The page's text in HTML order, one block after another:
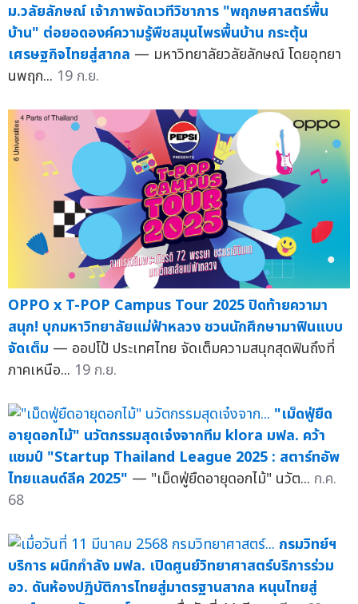
ม.วลัยลักษณ์ เจ้าภาพจัดเวทีวิชาการ "พฤกษศาสตร์พื้น
บ้าน" ต่อยอดองค์ความรู้พืชสมุนไพรพื้นบ้าน กระตุ้น
เศรษฐกิจไทยสู่สากล — มหาวิทยาลัยวลัยลักษณ์ โดยอุทยา
นพฤก... 19 ก.ย.
OPPO x T-POP Campus Tour 2025 ปิดท้ายความา
สนุก! บุกมหาวิทยาลัยแม่ฟ้าหลวง ชวนนักศึกษามาฟินแบบ
จัดเต็ม — ออปโป้ ประเทศไทย จัดเต็มความสนุกสุดฟินถึงที่
ภาคเหนือ... 19 ก.ย.
"เม็ดฟู่ยืด
อายุดอกไม้" นวัตกรรมสุดเจ๋งจากทีม klora มฟล. คว้า
แชมป์ "Startup Thailand League 2025 : สตาร์ทอัพ
ไทยแลนด์ลีค 2025" — "เม็ดฟู่ยืดอายุดอกไม้" นวัต... ก.ค.
68
กรมวิทย์ฯ
บริการ ผนึกกำลัง มฟล. เปิดศูนย์วิทยาศาสตร์บริการร่วม
อว. ดันห้องปฏิบัติการไทยสู่มาตรฐานสากล หนุนไทยสู่